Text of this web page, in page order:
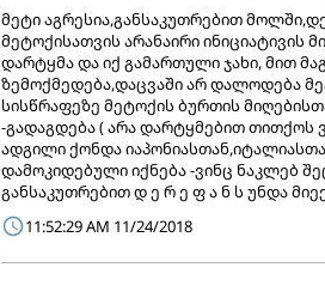
მეტი აგრესია,განსაკუთრებით
მეტოქისათვის არანაირი
დარტყმა და იქ გამართული ჯახი, მით
ზემოქმედება,დაცვაში არ დალოდება
სისწრაფეზე მეტოქის ბურთის
-გადაგდება ( არა დარტყმებით თითქოს
ადგილი ქონდა
დამოკიდებული იქნება -ვინც ნაკლებ
განსაკუთრებით დ ე რ ე ფ ა ნ ს უნდა
11:52:29 AM 11/24/2018